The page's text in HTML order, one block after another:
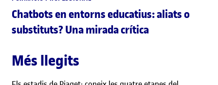
Chatbots en entorns educatius: aliats o
substituts? Una mirada crítica
Més llegits